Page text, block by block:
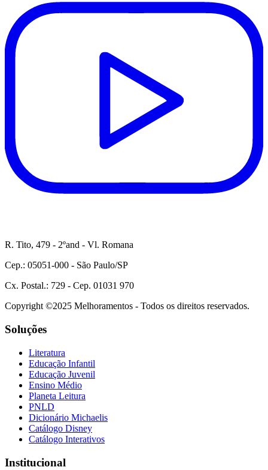
R. Tito, 479 - 2ºand - Vl. Romana
Cep.: 05051-000 - São Paulo/SP
Cx. Postal.: 729 - Cep. 01031 970
Copyright ©2025 Melhoramentos - Todos os direitos reservados.
Soluções
Literatura
Educação Infantil
Educação Juvenil
Ensino Médio
Planeta Leitura
PNLD
Dicionário Michaelis
Catálogo Disney
Catálogo Interativos
Institucional